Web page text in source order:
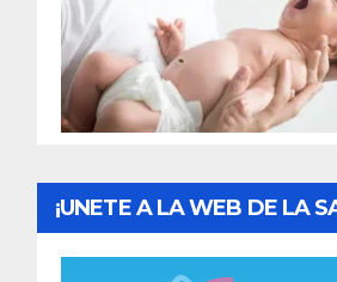
¡UNETE A LA WEB DE LA